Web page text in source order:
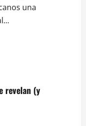
una
revelan (y